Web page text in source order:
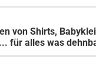
von Shirts,
für alles was